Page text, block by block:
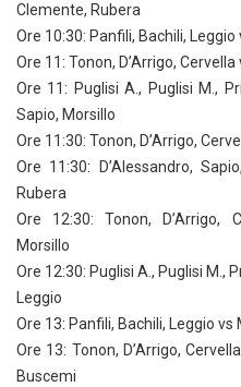
Clemente, Rubera
Ore 10:30: Panfili, Bachili,
Ore 11: Tonon, D’Arrigo,
Ore 11: Puglisi A., Puglisi M.,
Sapio, Morsillo
Ore 11:30: Tonon, D’Arrigo,
Ore 11:30: D’Alessandro,
Rubera
Ore 12:30: Tonon, D’Arrigo,
Morsillo
Ore 12:30: Puglisi A., Puglisi M.,
Leggio
Ore 13: Panfili, Bachili, Leggio
Ore 13: Tonon, D’Arrigo,
Buscemi